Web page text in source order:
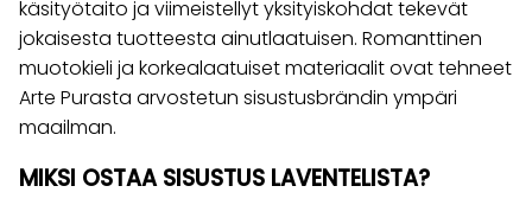
käsityötaito ja viimeistellyt yksityiskohdat tekevät
jokaisesta tuotteesta ainutlaatuisen. Romanttinen
muotokieli ja korkealaatuiset materiaalit ovat tehneet
Arte Purasta arvostetun sisustusbrändin ympäri
maailman.
MIKSI OSTAA SISUSTUS LAVENTELISTA?